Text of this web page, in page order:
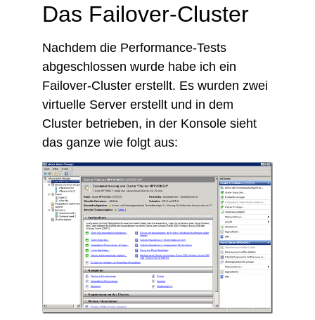
Das Failover-Cluster
Nachdem die Performance-Tests
abgeschlossen wurde habe ich ein
Failover-Cluster erstellt. Es wurden zwei
virtuelle Server erstellt und in dem
Cluster betrieben, in der Konsole sieht
das ganze wie folgt aus: